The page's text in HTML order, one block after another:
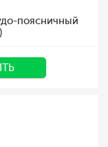
поясничный